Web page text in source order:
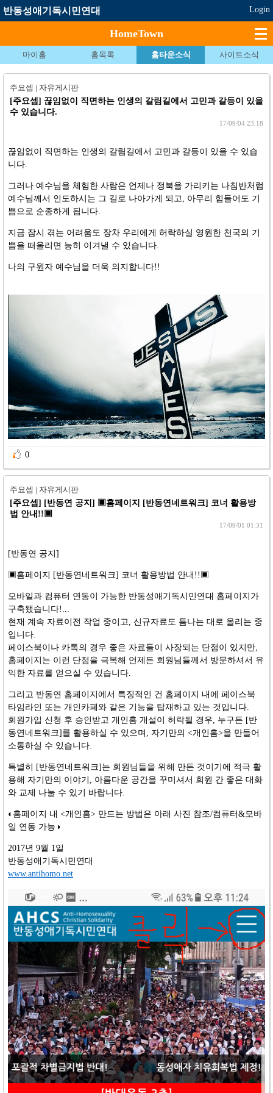
반동성애기독시민연대 Login
HomeTown
마이홈 홈목록 홈타운소식 사이트소식
주요셉 | 자유게시판
[주요셉] 끊임없이 직면하는 인생의 갈림길에서 고민과 갈등이 있을
수 있습니다.
17/09/04 23:18
끊임없이 직면하는 인생의 갈림길에서 고민과 갈등이 있을 수 있습
니다.
그러나 예수님을 체험한 사람은 언제나 정북을 가리키는 나침반처럼
예수님께서 인도하시는 그 길로 나아가게 되고, 아무리 힘들어도 기
쁨으로 순종하게 됩니다.
지금 잠시 겪는 어려움도 장차 우리에게 허락하실 영원한 천국의 기
쁨을 떠올리면 능히 이겨낼 수 있습니다.
나의 구원자 예수님을 더욱 의지합니다!!
0
주요셉 | 자유게시판
[주요셉] [반동연 공지] ▣홈페이지 [반동연네트워크] 코너 활용방
법 안내!!▣
17/09/01 01:31
[반동연 공지]
▣홈페이지 [반동연네트워크] 코너 활용방법 안내!!▣
모바일과 컴퓨터 연동이 가능한 반동성애기독시민연대 홈페이지가
구축됐습니다!
현재 계속 자료이전 작업 중이고, 신규자료도 틈나는 대로 올리는 중
입니다.
페이스북이나 카톡의 경우 좋은 자료들이 사장되는 단점이 있지만,
홈페이지는 이런 단점을 극복해 언제든 회원님들께서 방문하셔서 유
익한 자료를 얻으실 수 있습니다.
그리고 반동연 홈페이지에서 특징적인 건 홈페이지 내에 페이스북
타임라인 또는 개인카페와 같은 기능을 탑재하고 있는 것입니다.
회원가입 신청 후 승인받고 개인홈 개설이 허락될 경우, 누구든 [반
동연네트워크]를 활용하실 수 있으며, 자기만의 <개인홈>을 만들어
소통하실 수 있습니다.
특별히 [반동연네트워크]는 회원님들을 위해 만든 것이기에 적극 활
용해 자기만의 이야기, 아름다운 공간을 꾸미셔서 회원 간 좋은 대화
와 교제 나눌 수 있기 바랍니다.
◐홈페이지 내 <개인홈> 만드는 방법은 아래 사진 참조/컴퓨터&모바
일 연동 가능◑
2017년 9월 1일
반동성애기독시민연대
www.antihomo.net